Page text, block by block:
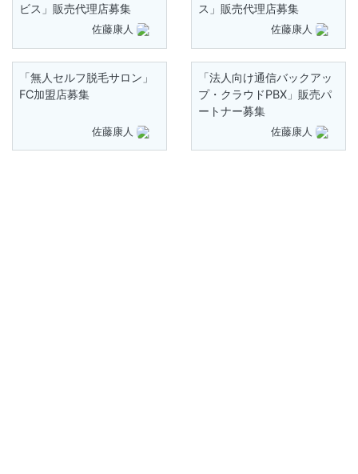
ビス」販売代理店募集
佐藤康人
ス」販売代理店募集
佐藤康人
「無人セルフ脱毛サロン」
FC加盟店募集
佐藤康人
「法人向け通信バックアッ
プ・クラウドPBX」販売パ
ートナー募集
佐藤康人